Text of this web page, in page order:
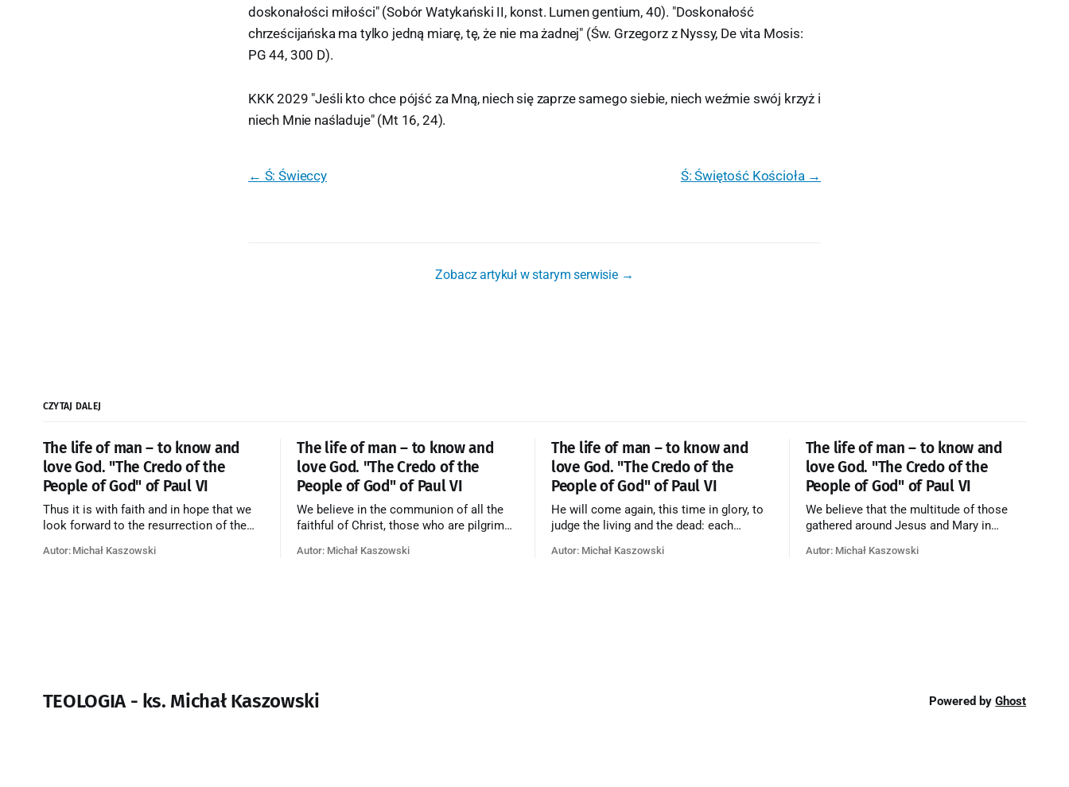
doskonałości miłości" (Sobór Watykański II, konst. Lumen gentium, 40). "Doskonałość
chrześcijańska ma tylko jedną miarę, tę, że nie ma żadnej" (Św. Grzegorz z Nyssy, De vita Mosis:
PG 44, 300 D).
KKK 2029 "Jeśli kto chce pójść za Mną, niech się zaprze samego siebie, niech weźmie swój krzyż i
niech Mnie naśladuje" (Mt 16, 24).
← Ś: Świeccy Ś: Świętość Kościoła →
Zobacz artykuł w starym serwisie →
CZYTAJ DALEJ
The life of man – to know and
love God. "The Credo of the
People of God" of Paul VI
Thus it is with faith and in hope that we
look forward to the resurrection of the
Blessed be God Thrice Holy. Amen. ←
Autor: Michał Kaszowski
The life of man – to know and
love God. "The Credo of the
People of God" of Paul VI
We believe in the communion of all the
faithful of Christ, those who are pilgrims
purification, and the blessed in heaven, all
Autor: Michał Kaszowski
The life of man – to know and
love God. "The Credo of the
People of God" of Paul VI
He will come again, this time in glory, to
judge the living and the dead: each
responded to the love and piety of God
Autor: Michał Kaszowski
The life of man – to know and
love God. "The Credo of the
People of God" of Paul VI
We believe that the multitude of those
gathered around Jesus and Mary in
where in eternal beatitude they see God
Autor: Michał Kaszowski
TEOLOGIA - ks. Michał Kaszowski Powered byGhost